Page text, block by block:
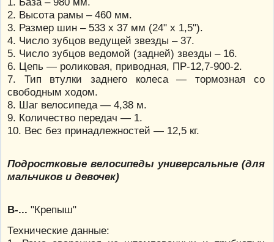
2. Высота рамы – 460 мм.
3. Размер шин – 533 х 37 мм (24" х 1,5").
4. Число зубцов ведущей звезды – 37.
5. Число зубцов ведомой (задней) звезды – 16.
6. Цепь — роликовая, приводная, ПР-12,7-900-2.
7. Тип втулки заднего колеса — тормозная со
свободным ходом.
8. Шаг велосипеда — 4,38 м.
9. Количество передач — 1.
10. Вес без принадлежностей — 12,5 кг.
Подростковые велосипеды универсальные (для
мальчиков и девочек)
В-... "Крепыш"
Технические данные: